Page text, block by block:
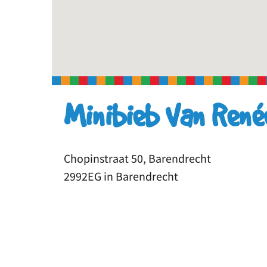
Minibieb Van
Chopinstraat 50, Barendrecht
2992EG in Barendrecht